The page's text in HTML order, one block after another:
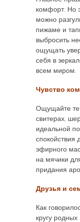
комфорт. Но
можно
пижаме и
выбросить
ощущать
себя в
всем миром.
Чувство
Ощущайте
свитерах,
идеальной
спокойствия
эфирного
на мячики
придания
Друзья и
Как
кругу